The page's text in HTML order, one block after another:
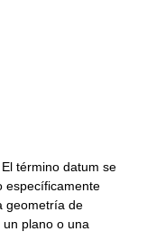
término datum se
específicamente
geometría de
plano o una